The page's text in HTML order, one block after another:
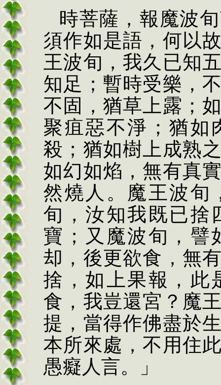
時菩薩，報魔波
須作如是語，何以
王波旬，我久已知
知足；暫時受樂，
不固，猶草上露；
聚疽惡不淨；猶如
殺；猶如樹上成熟
如幻如焰，無有真
然燒人。魔王波旬
旬，汝知我既已捨
寶；又魔波旬，譬
却，後更欲食，無
捨，如上果報，此
食，我豈還宮？魔
提，當得作佛盡於
本所來處，不用住
愚癡人言。」